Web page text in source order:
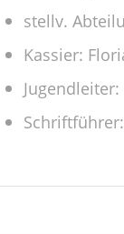
stellv.
Kassier: